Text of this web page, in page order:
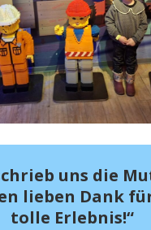
uns die
lieben Dank
tolle Erlebnis!“